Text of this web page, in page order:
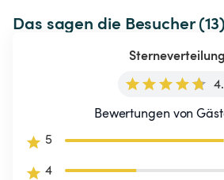
Das sagen die Besucher (13)
Sterneverteilung
Bewertungen von
5
4